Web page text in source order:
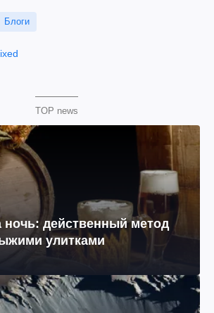
Блоги
TOP news
ночь: действенный метод
улитками